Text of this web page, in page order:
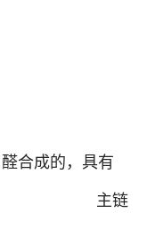
合成的，具有
主链